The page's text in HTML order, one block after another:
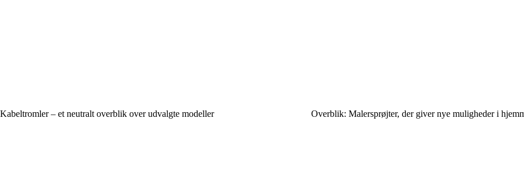
Kabeltromler – et neutralt overblik over udvalgte modeller Overblik: Malersprøjter, der giver nye muligheder i